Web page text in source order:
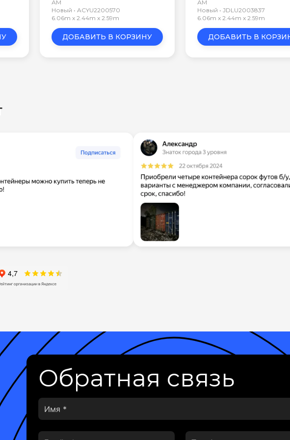
АМ
Новый • ACYU2200570
6.06m x 2.44m x 2.59m
ДОБАВИТЬ В КОРЗИНУ
АМ
Новый • JDLU2003837
6.06m x 2.44m x 2.59m
ДОБАВИТЬ В
Обратная связь